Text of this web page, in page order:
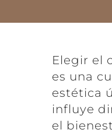
Elegir el
es una
estética
influye
el